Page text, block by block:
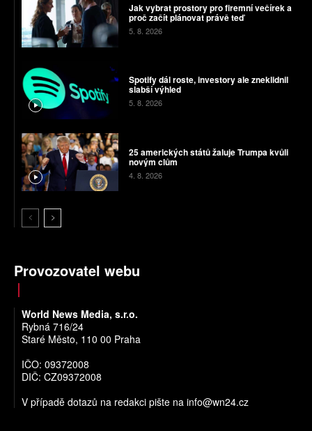
Jak vybrat prostory pro firemní večírek a
proč začít plánovat právě teď
5. 8. 2026
Spotify dál roste, investory ale zneklidnil
slabší výhled
5. 8. 2026
25 amerických států žaluje Trumpa kvůli
novým clům
4. 8. 2026
Provozovatel webu
World News Media, s.r.o.
Rybná 716/24
Staré Město, 110 00 Praha
IČO: 09372008
DIČ: CZ09372008
V případě dotazů na redakci pište na info@wn24.cz